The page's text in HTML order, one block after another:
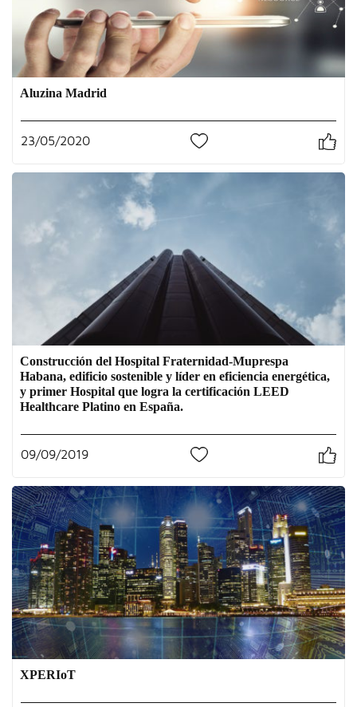
Aluzina Madrid
23/05/2020
Construcción del Hospital Fraternidad-Muprespa
Habana, edificio sostenible y líder en eficiencia energética,
y primer Hospital que logra la certificación LEED
Healthcare Platino en España.
09/09/2019
XPERIoT